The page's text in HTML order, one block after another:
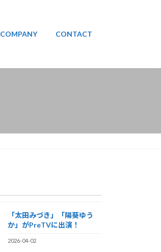
COMPANY CONTACT
「太田みづき」「陽葵ゆう
か」がPreTVに出演！
2026-04-02